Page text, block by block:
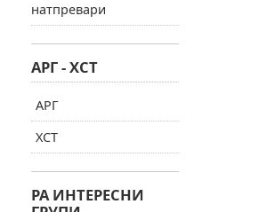
натпревари
АРГ - ХСТ
АРГ
ХСТ
РА ИНТЕРЕСНИ